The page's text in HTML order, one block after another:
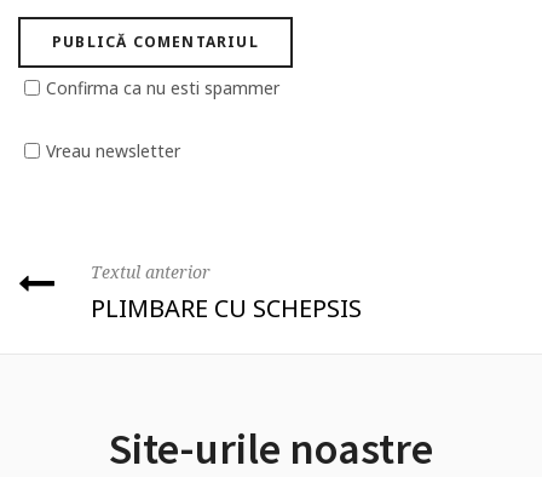
Confirma ca nu esti spammer
Vreau newsletter
Textul anterior
PLIMBARE CU SCHEPSIS
Site-urile noastre